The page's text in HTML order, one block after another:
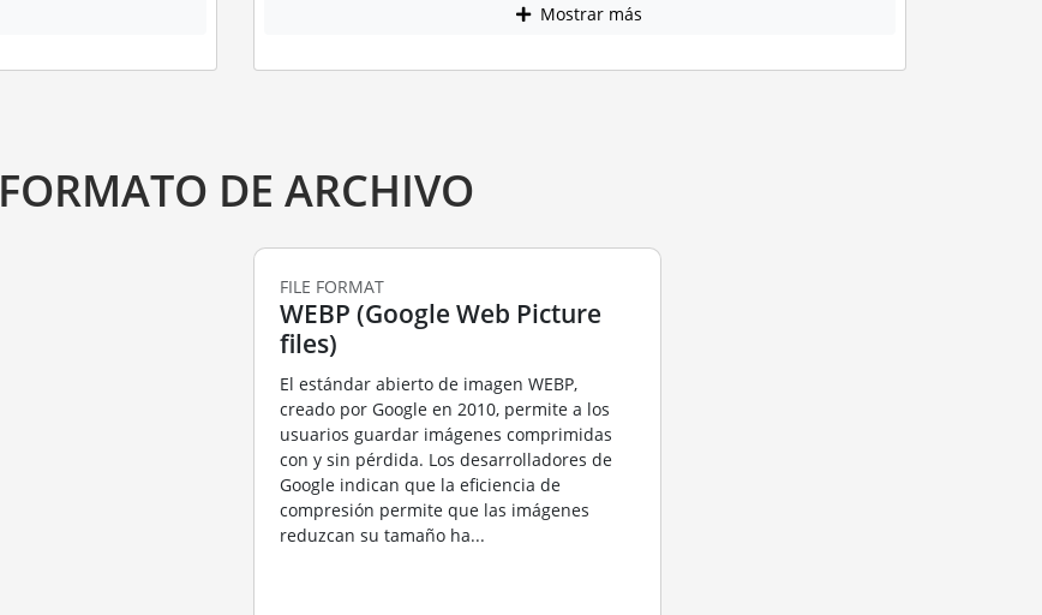
Mostrar más
FORMATO DE ARCHIVO
FILE FORMAT
WEBP (Google Web Picture
files)
El estándar abierto de imagen WEBP,
creado por Google en 2010, permite a los
usuarios guardar imágenes comprimidas
con y sin pérdida. Los desarrolladores de
Google indican que la eficiencia de
compresión permite que las imágenes
reduzcan su tamaño ha...